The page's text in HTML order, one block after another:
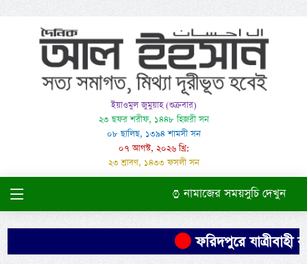
ইয়াওমুল জুমুয়াহ (শুক্রবার)
২৩ ছফর শরীফ, ১৪৪৮ হিজরী সন
০৮ ছালিছ, ১৩৯৪ শামসী সন
০৭ আগস্ট, ২০২৬ খ্রি:
২৩ শ্রাবণ, ১৪৩৩ ফসলী সন
নামাজের সময়সুচি দেখুন
ফরিদপুরে যাত্রীবাহী